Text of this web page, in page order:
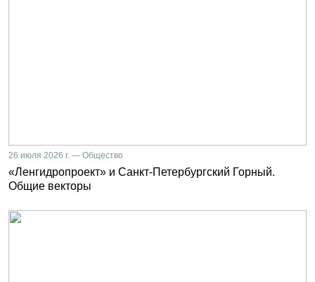
26 июля 2026 г. — Общество
«Ленгидропроект» и Санкт-Петербургский Горный.
Общие векторы